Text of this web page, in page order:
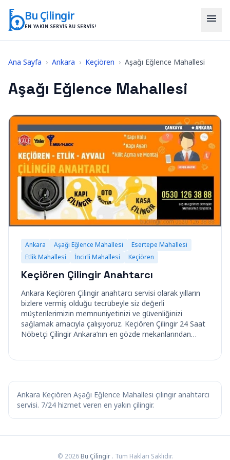
Bu Çilingir
EN YAKIN SERVIS BU SERVIS!
menu
Ana Sayfa › Ankara › Keçiören › Aşağı Eğlence Mahallesi
Aşağı Eğlence Mahallesi
Ankara Aşağı Eğlence Mahallesi
Esertepe Mahallesi
Etlik Mahallesi
İncirli Mahallesi Keçiören
Keçiören Çilingir Anahtarcı
Ankara Keçiören Çilingir anahtarcı servisi olarak yılların
bizlere vermiş olduğu tecrübeyle siz değerli
müşterilerimizin memnuniyetinizi ve güvenliğinizi
sağlamak amacıyla çalışıyoruz. Keçiören Çilingir 24 Saat
Nöbetçi Çilingir Ankara’nın en gözde mekanlarından…
Ankara Keçiören Aşağı Eğlence Mahallesi çilingir anahtarcı
servisi. 7/24 hizmet veren en yakın çilingir.
© 2026 Bu Çilingir . Tüm Hakları Saklıdır.